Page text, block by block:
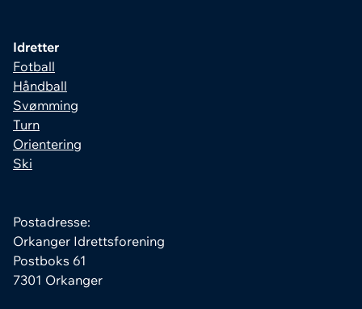
Idretter
Fotball
Håndball
Svømming
Turn
Orientering
Ski
Postadresse:
Orkanger Idrettsforening
Postboks 61
7301 Orkanger